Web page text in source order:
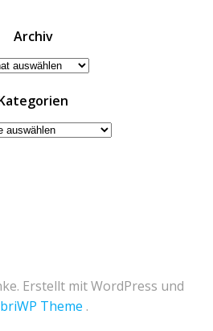
Archiv
Erstellt mit WordPress und
Theme .